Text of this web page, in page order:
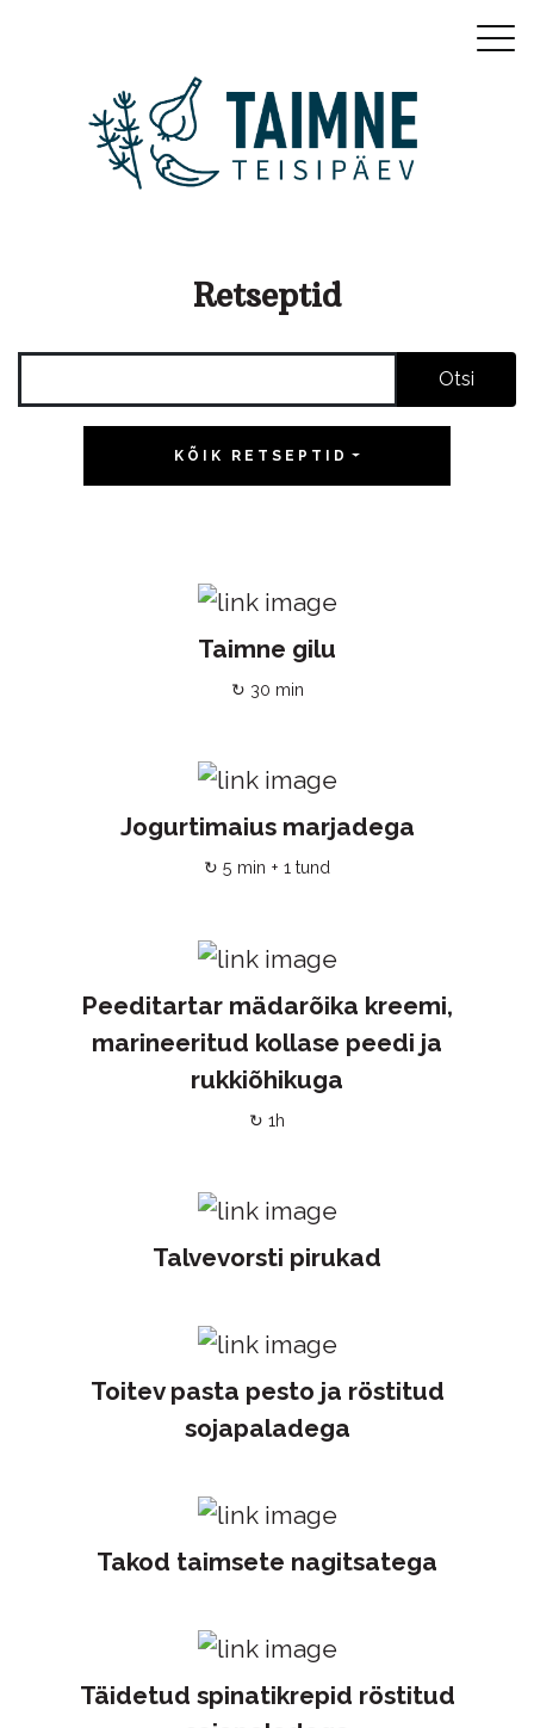
Retseptid
KÕIK RETSEPTID
Otsi
Taimne gilu
↻ 30 min
Jogurtimaius marjadega
↻ 5 min + 1 tund
Peeditartar mädarõika kreemi,
marineeritud kollase peedi ja
rukkiõhikuga
↻ 1h
Talvevorsti pirukad
Toitev pasta pesto ja röstitud
sojapaladega
Takod taimsete nagitsatega
Täidetud spinatikrepid röstitud